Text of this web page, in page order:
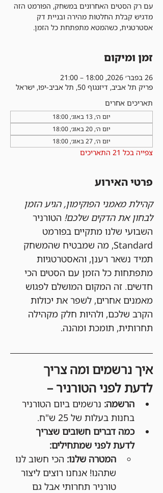
עם רק הסטים האחרונים במשחק, הפורמט הזה
מדגיש קבלת החלטות מהירה ובניית דק
אסטרטגית, כשהמטא מתפתחת כל הזמן.
זמן ומיקום
26 בפבר׳ 2026, 18:00 – 21:00
פריק תל אביב, דיזנגוף 50, תל אביב-יפו, ישראל
תאריכים אחרים
יום ה׳, 13 באוג׳, 18:00
יום ה׳, 20 באוג׳, 18:00
יום ה׳, 27 באוג׳, 18:00
צפייה בכל 21 התאריכים
פרטי האירוע
קהילת מאמני הפוקימון, הגיע הזמן
לבחון את הדקים שלכם! הטורניר
השבועי שלנו מתקיים בפורמט
Standard, מה שמבטיח שהמשחק
תמיד נשאר רענן, והאסטרטגיות
מתפתחות כל הזמן עם הסטים הכי
חדשים. זה המקום המושלם לפגוש
מאמנים אחרים, לשפר את יכולות
הקרב שלכם, ולהיות חלק מקהילה
תחרותית, תומכת ומהנה.
איך נרשמים ומה צריך
לדעת לפני הטורניר –
הרשמה: נרשמים ביום הטורניר
בחנות בעלות של 25 ש"ח.
כמה דברים חשובים שצריך
לדעת לפני שמתחילים:
המטרה שלנו: הכי חשוב לנו
שתהנו! אנחנו רוצים ליצור
טורניר תחרותי אבל גם